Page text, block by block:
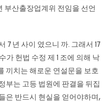
부산출장업계위 전임을 선언
7 년 사이 였으니 까. 그래서 17
가 헌법 수정 제 1 조에 의해 낙
끼치는 해로운 연설문을 보호
부는 고등 법원에 판결을 뒤집
은 반드시 현실을 얻어야하며,